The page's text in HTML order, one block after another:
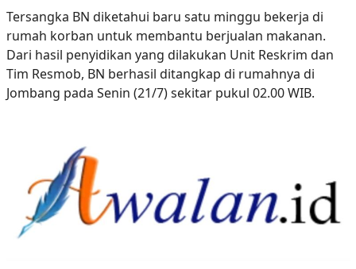
Tersangka BN diketahui baru satu minggu bekerja di
rumah korban untuk membantu berjualan makanan.
Dari hasil penyidikan yang dilakukan Unit Reskrim dan
Tim Resmob, BN berhasil ditangkap di rumahnya di
Jombang pada Senin (21/7) sekitar pukul 02.00 WIB.